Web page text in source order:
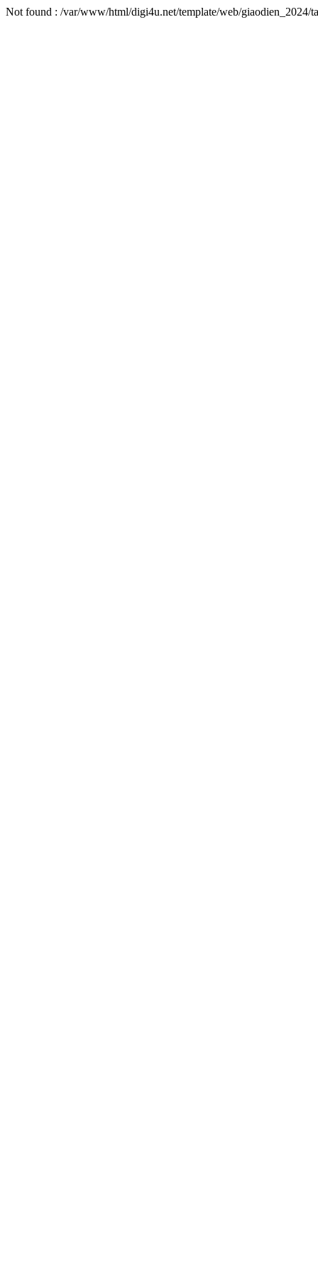
Not found : /var/www/html/digi4u.net/template/web/giaodien_2024/